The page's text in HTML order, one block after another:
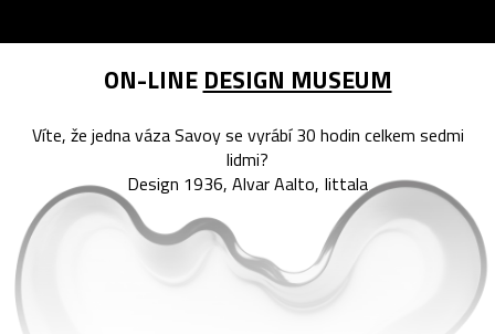
ON-LINE DESIGN MUSEUM
Víte, že jedna váza Savoy se vyrábí 30 hodin celkem sedmi
lidmi?
Design 1936, Alvar Aalto, Iittala